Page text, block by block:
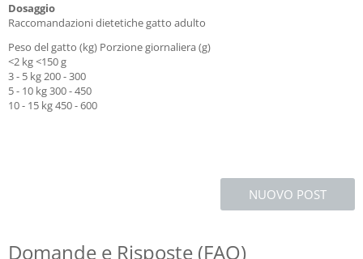
Dosaggio
Raccomandazioni dietetiche gatto adulto
Peso del gatto (kg) Porzione giornaliera (g)
<2 kg <150 g
3 - 5 kg 200 - 300
5 - 10 kg 300 - 450
10 - 15 kg 450 - 600
NUOVO POST
Domande e Risposte (FAQ)